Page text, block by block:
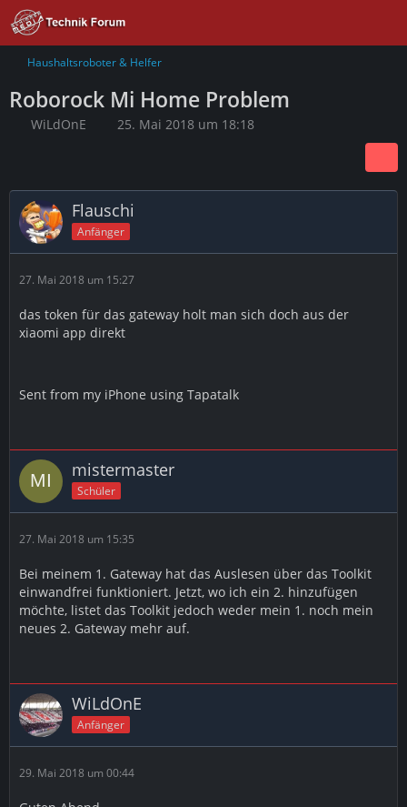
Haushaltsroboter & Helfer
Roborock Mi Home Problem
WiLdOnE 25. Mai 2018 um 18:18
Flauschi
Anfänger
27. Mai 2018 um 15:27
das token für das gateway holt man sich doch aus der
xiaomi app direkt
Sent from my iPhone using Tapatalk
mistermaster
Schüler
27. Mai 2018 um 15:35
Bei meinem 1. Gateway hat das Auslesen über das Toolkit
einwandfrei funktioniert. Jetzt, wo ich ein 2. hinzufügen
möchte, listet das Toolkit jedoch weder mein 1. noch mein
neues 2. Gateway mehr auf.
WiLdOnE
Anfänger
29. Mai 2018 um 00:44